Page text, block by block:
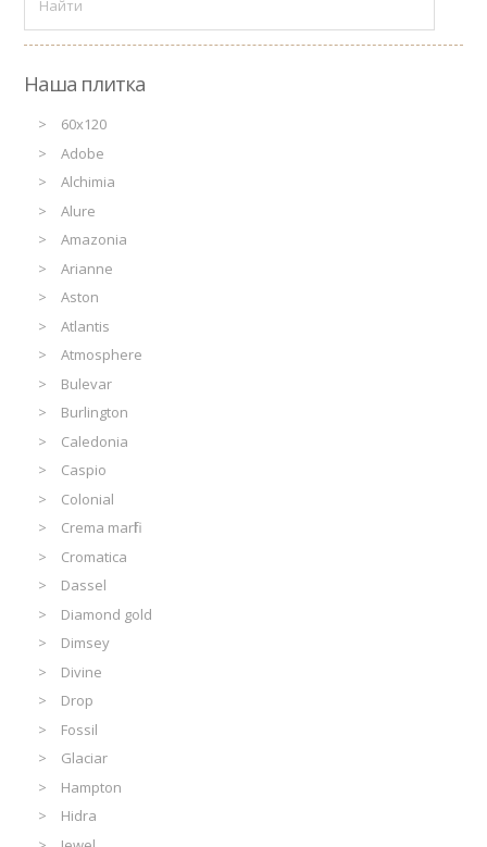
Наша плитка
60x120
Adobe
Alchimia
Alure
Amazonia
Arianne
Aston
Atlantis
Atmosphere
Bulevar
Burlington
Caledonia
Caspio
Colonial
Crema marfil
Cromatica
Dassel
Diamond gold
Dimsey
Divine
Drop
Fossil
Glaciar
Hampton
Hidra